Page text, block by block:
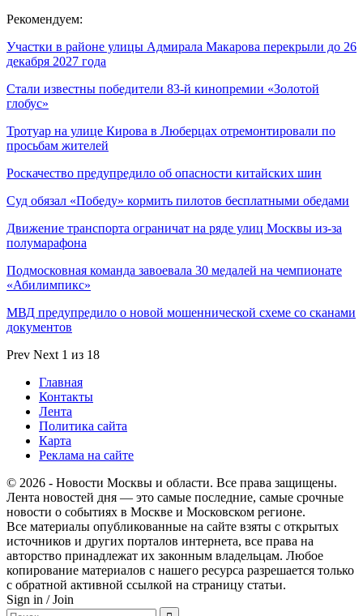
Рекомендуем:
Участки в районе улицы Адмирала Макарова перекрыли до 26
декабря 2027 года
Стали известны победители 83-й кинопремии «Золотой
глобус»
Тротуар на улице Кирова в Люберцах отремонтировали по
просьбам жителей
Роскачество предупредило об опасности китайских шин
Суд обязал «Победу» кормить пилотов бесплатными обедами
Движение транспорта ограничат на ряде улиц Москвы из-за
полумарафона
Подмосковная команда завоевала 30 медалей на чемпионате
«Абилимпикс»
МВД предупредило о новой мошеннической схеме со сканами
документов
Prev Next 1 из 18
Главная
Контакты
Лента
Политика сайта
Карта
Реклама на сайте
© 2026 - Новости Москвы и области. Все права защищены.
Лента новостей дня — это самые последние, самые срочные
новости о событиях в Москве и Московском регионе.
Все материалы опубликованные на сайте взяты с открытых
источников и других порталов интернета, все права на
авторство принадлежат их законным владельцам. Любое
копирование материалов с нашего ресурса разрешается только
с обратной активной ссылкой на страницу статьи.
Sign in / Join